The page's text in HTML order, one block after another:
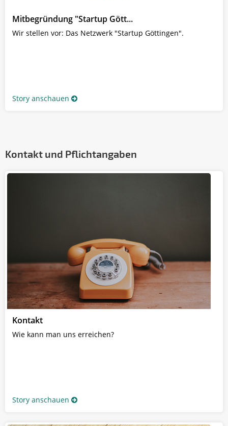
Mitbegründung "Startup Gött...
Wir stellen vor: Das Netzwerk "Startup Göttingen".
Story anschauen
Kontakt und Pflichtangaben
Kontakt
Wie kann man uns erreichen?
Story anschauen